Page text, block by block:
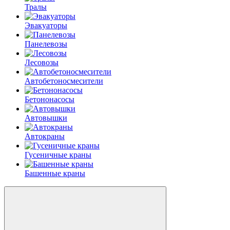
Тралы
Эвакуаторы
Панелевозы
Лесовозы
Автобетоно­смесители
Бетононасосы
Автовышки
Автокраны
Гусеничные краны
Башенные краны